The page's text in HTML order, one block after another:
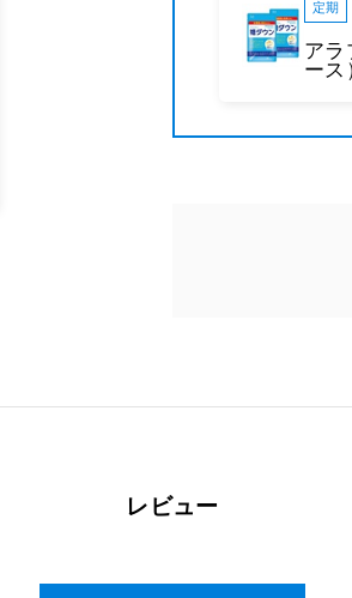
デンプン、アミノ酸
1カプセル（310mg）
定期
アラ
ース
レビュー